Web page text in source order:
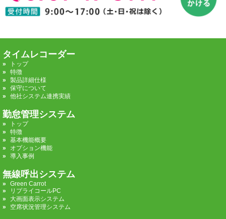
タイムレコーダー
トップ
特徴
製品詳細仕様
保守について
他社システム連携実績
勤怠管理システム
トップ
特徴
基本機能概要
オプション機能
導入事例
無線呼出システム
Green Carrot
リプライコールPC
大画面表示システム
空席状況管理システム